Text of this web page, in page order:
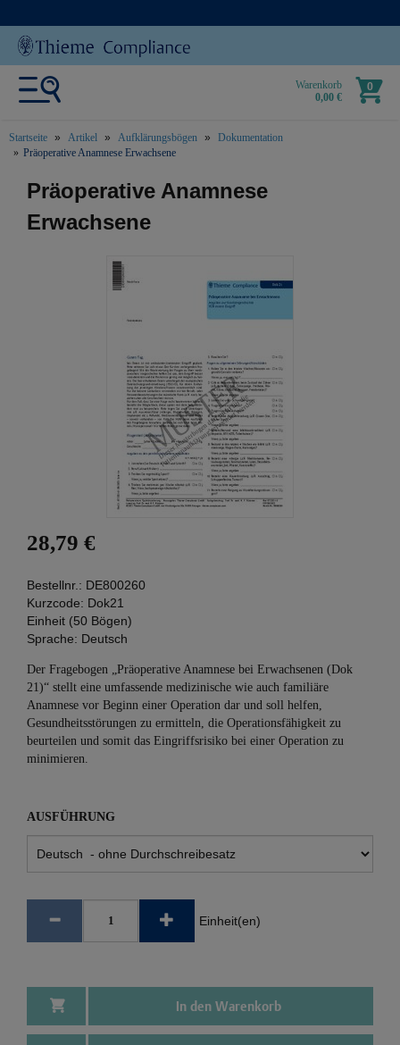
Warenkorb
0,00 €
0
Startseite Artikel Aufklärungsbögen
Dokumentation
Präoperative Anamnese Erwachsene
text.skipToContent
text.skipToNavigation
Präoperative Anamnese
Erwachsene
28,79 €
Bestellnr.: DE800260
Kurzcode: Dok21
Einheit (50 Bögen)
Sprache: Deutsch
Der Fragebogen „Präoperative Anamnese bei Erwachsenen (Dok
21)“ stellt eine umfassende medizinische wie auch familiäre
Anamnese vor Beginn einer Operation dar und soll helfen,
Gesundheitsstörungen zu ermitteln, die Operationsfähigkeit zu
beurteilen und somit das Eingriffsrisiko bei einer Operation zu
minimieren.
AUSFÜHRUNG
Einheit(en)
In den Warenkorb